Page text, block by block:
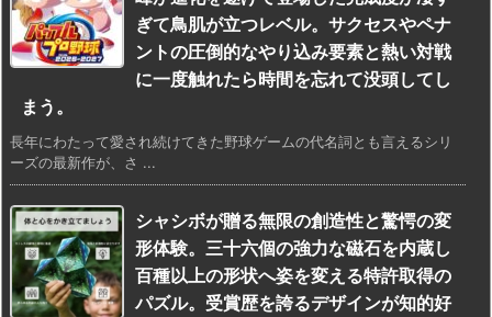
ぎて鳥肌が立つレベル。サクセスやペナ
ントの圧倒的なやり込み要素と熱い対戦
に一度触れたら時間を忘れて没頭してし
まう。
長年にわたって愛され続けてきた野球ゲームの代名詞とも言えるシリ
ーズの最新作が、さ ...
シャシボが贈る無限の創造性と驚愕の変
形体験。三十六個の強力な磁石を内蔵し
百種以上の形状へ姿を変える特許取得の
パズル。受賞歴を誇るデザインが知的好